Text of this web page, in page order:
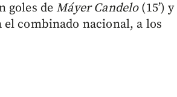
goles de Máyer Candelo(15’) y
el combinado nacional, a los